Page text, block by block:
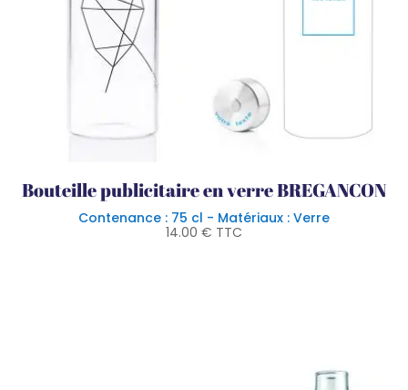
Bouteille publicitaire en verre BREGANCON
Contenance : 75 cl - Matériaux : Verre
14.00 € TTC